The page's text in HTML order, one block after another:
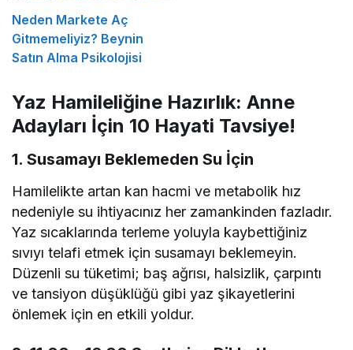
Neden Markete Aç
Gitmemeliyiz? Beynin
Satın Alma Psikolojisi
Yaz Hamileliğine Hazırlık: Anne
Adayları İçin 10 Hayati Tavsiye!
1. Susamayı Beklemeden Su İçin
Hamilelikte artan kan hacmi ve metabolik hız
nedeniyle su ihtiyacınız her zamankinden fazladır.
Yaz sıcaklarında terleme yoluyla kaybettiğiniz
sıvıyı telafi etmek için susamayı beklemeyin.
Düzenli su tüketimi; baş ağrısı, halsizlik, çarpıntı
ve tansiyon düşüklüğü gibi yaz şikayetlerini
önlemek için en etkili yoldur.